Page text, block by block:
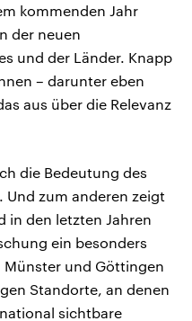
kommenden Jahr
der neuen
und der Länder. Knapp
– darunter eben
aus über die Relevanz
die Bedeutung des
zum anderen zeigt
in den letzten Jahren
ein besonders
Münster und Göttingen
Standorte, an denen
sichtbare